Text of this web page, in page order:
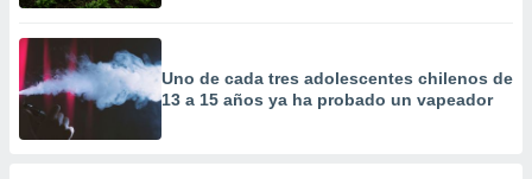
Uno de cada tres adolescentes chilenos de
13 a 15 años ya ha probado un vapeador